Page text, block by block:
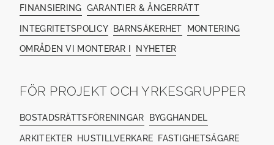
FINANSIERING GARANTIER & ÅNGERRÄTT
INTEGRITETSPOLICY BARNSÄKERHET MONTERING
OMRÅDEN VI MONTERAR I NYHETER
FÖR PROJEKT OCH YRKESGRUPPER
BOSTADSRÄTTSFÖRENINGAR BYGGHANDEL
ARKITEKTER HUSTILLVERKARE FASTIGHETSÄGARE